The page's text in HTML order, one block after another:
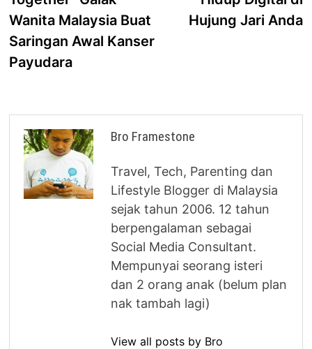
Wanita Malaysia Buat
Saringan Awal Kanser
Payudara
Hujung Jari Anda
Bro Framestone
Travel, Tech, Parenting dan
Lifestyle Blogger di Malaysia
sejak tahun 2006. 12 tahun
berpengalaman sebagai
Social Media Consultant.
Mempunyai seorang isteri
dan 2 orang anak (belum plan
nak tambah lagi)
View all posts by Bro